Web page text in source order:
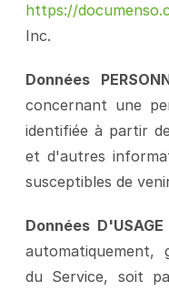
https://
Inc.
Données
concernant une
identifiée à partir
et d'autres
susceptibles de
Données D'USAGE
automatiquement,
du Service, soit